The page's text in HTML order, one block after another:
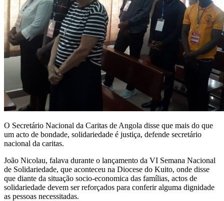
O Secretário Nacional da Caritas de Angola disse que mais do que
um acto de bondade, solidariedade é justiça, defende secretário
nacional da caritas.
João Nicolau, falava durante o lançamento da VI Semana Nacional
de Solidariedade, que aconteceu na Diocese do Kuito, onde disse
que diante da situação socio-economica das famílias, actos de
solidariedade devem ser reforçados para conferir alguma dignidade
as pessoas necessitadas.